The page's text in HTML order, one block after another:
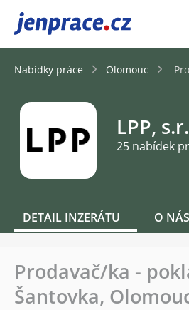
JenPráce.cz
Nabídky práce Olomouc
LPP,
25 nabídek
DETAIL INZERÁTU O NÁS
Prodavač/ka -
Šantovka,